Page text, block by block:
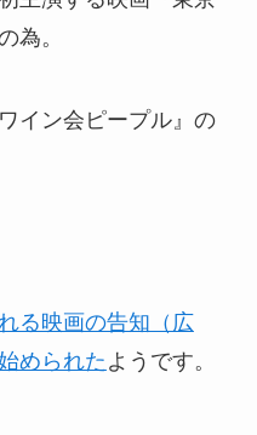
為。
イン会ピープル』の
る映画の告知（広
められた ようです。